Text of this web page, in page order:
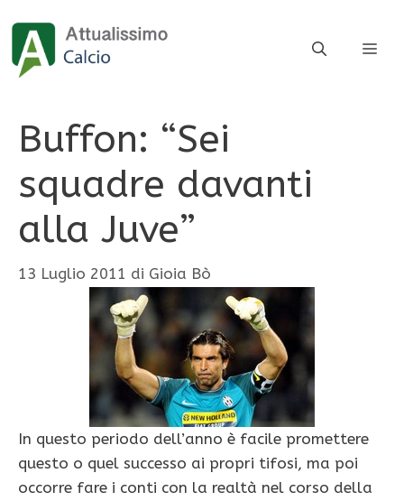
contenuto
Buffon: “Sei
squadre davanti
alla Juve”
13 Luglio 2011 di Gioia Bò
In questo periodo dell’anno è facile promettere
questo o quel successo ai propri tifosi, ma poi
occorre fare i conti con la realtà nel corso della